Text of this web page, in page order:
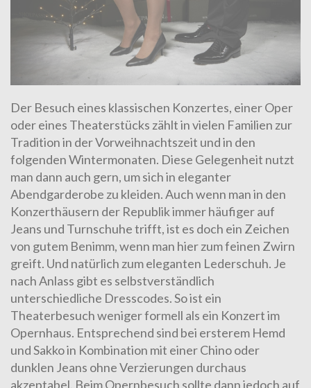
Der Besuch eines klassischen Konzertes, einer Oper
oder eines Theaterstücks zählt in vielen Familien zur
Tradition in der Vorweihnachtszeit und in den
folgenden Wintermonaten. Diese Gelegenheit nutzt
man dann auch gern, um sich in eleganter
Abendgarderobe zu kleiden. Auch wenn man in den
Konzerthäusern der Republik immer häufiger auf
Jeans und Turnschuhe trifft, ist es doch ein Zeichen
von gutem Benimm, wenn man hier zum feinen Zwirn
greift. Und natürlich zum eleganten Lederschuh. Je
nach Anlass gibt es selbstverständlich
unterschiedliche Dresscodes. So ist ein
Theaterbesuch weniger formell als ein Konzert im
Opernhaus. Entsprechend sind bei ersterem Hemd
und Sakko in Kombination mit einer Chino oder
dunklen Jeans ohne Verzierungen durchaus
akzeptabel. Beim Opernbesuch sollte dann jedoch auf